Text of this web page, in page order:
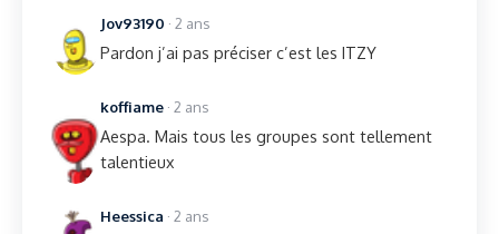
Jov93190 · 2 ans
Pardon j’ai pas préciser c’est les ITZY
koffiame · 2 ans
Aespa. Mais tous les groupes sont tellement
talentieux
Heessica · 2 ans